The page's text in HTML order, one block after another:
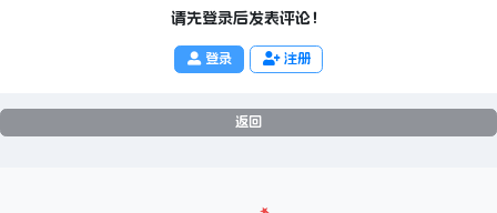
请先登录后发表评论！
登录 注册
返回